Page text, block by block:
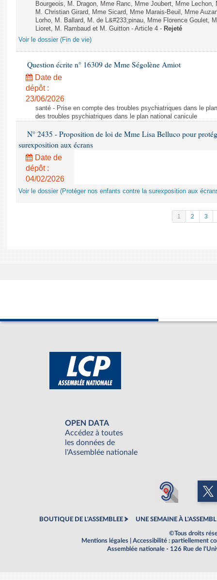
Bourgeois, M. Dragon, Mme Ranc, Mme Joubert, Mme
M. Christian Girard, Mme Sicard, Mme Marais-Beuil, Mme
Lorho, M. Ballard, M. de L&#233;pinau, Mme Florence Goulet,
Lioret, M. Rambaud et M. Guitton - Article 4 - Rejeté
Voir le dossier (Fin de vie)
Question écrite n° 16309 de Mme Ségolène Amiot
Date de
dépôt :
23/06/2026
santé - Prise en compte des troubles psychiatriques dans le
des troubles psychiatriques dans le plan national canicule
N° 2435 - Proposition de loi de Mme Lisa Belluco pour
surexposition aux écrans
Date de
dépôt :
04/02/2026
Voir le dossier (Protéger nos enfants contre la surexposition aux
1 2 3
OPEN DATA
Accédez à toutes
les données de
l'Assemblée nationale
BOUTIQUE DE L'ASSEMBLEE UNE SEMAINE À
©Tous droits
Mentions légales
Accessibilité : partiellement
Assemblée nationale - 126 Rue de